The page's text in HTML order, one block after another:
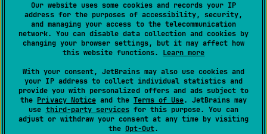
Our website uses some cookies and records your IP
address for the purposes of accessibility, security,
and managing your access to the telecommunication
network. You can disable data collection and cookies by
changing your browser settings, but it may affect how
this website functions. Learn more
With your consent, JetBrains may also use cookies and
your IP address to collect individual statistics and
provide you with personalized offers and ads subject to
the Privacy Noticeand the Terms of Use. JetBrains may
use third-party servicesfor this purpose. You can
adjust or withdraw your consent at any time by visiting
the Opt-Out.
最終更新日： 2026 年 8 月 5 日
必須プラグイン：
JavaScript and TypeScript 、 Node.js 、
Node.js Remote Interpreter - プラグインは
PhpStorm にバンドルされており、デフォルトで有
効化されています。